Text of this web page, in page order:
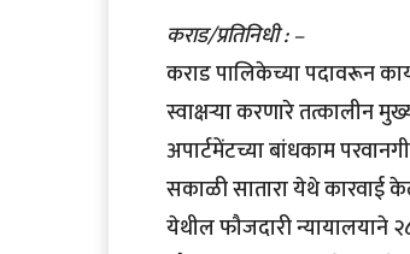
कराड/प्रतिनिधी : –
कराड पालिकेच्या पदावरून
स्वाक्षऱ्या करणारे तत्कालीन
अपार्टमेंटच्या बांधकाम
सकाळी सातारा येथे कारवाई
येथील फौजदारी न्यायालयाने